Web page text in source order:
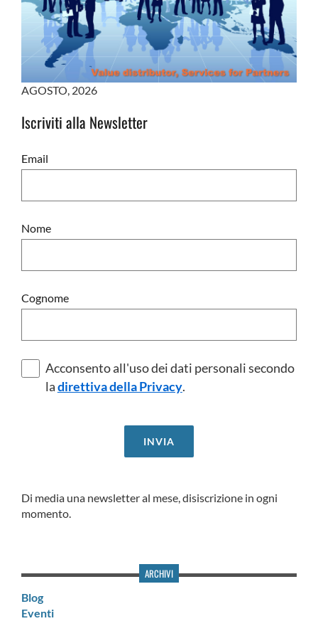
AGOSTO, 2026
Iscriviti alla Newsletter
Email
Nome
Cognome
Acconsento all'uso dei dati personali secondo
ladirettiva della Privacy.
Di media una newsletter al mese, disiscrizione in ogni
momento.
ARCHIVI
Blog
Eventi